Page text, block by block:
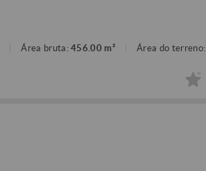
Área bruta:456.00 m² Área do terreno: